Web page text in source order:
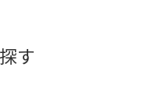
す